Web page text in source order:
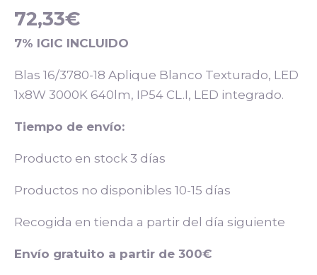
72,33€
7% IGIC INCLUIDO
Blas 16/3780-18 Aplique Blanco Texturado, LED
1x8W 3000K 640lm, IP54 CL.I, LED integrado.
Tiempo de envío:
Producto en stock 3 días
Productos no disponibles 10-15 días
Recogida en tienda a partir del día siguiente
Envío gratuito a partir de 300€